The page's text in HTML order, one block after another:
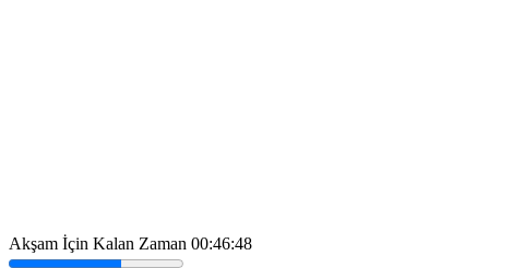
Akşam İçin Kalan Zaman 00:46:48